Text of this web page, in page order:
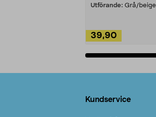
Utförande: Grå/beige
39,90
Kundservice